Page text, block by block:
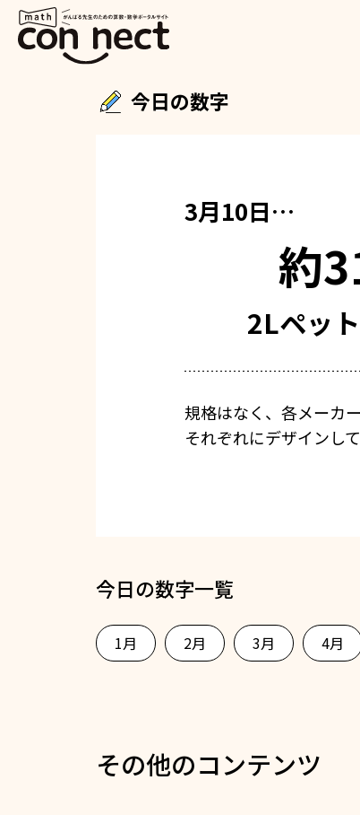
今日の数字
3月10日…
約
2Lペッ
規格はなく、各メーカ
それぞれにデザインして
今日の数字一覧
1月 2月 3月 4月
その他のコンテンツ